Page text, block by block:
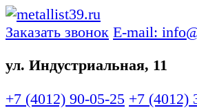
Заказать звонок E-mail:
ул. Индустриальная, 11
+7 (4012) 90-05-25 +7 (4012)